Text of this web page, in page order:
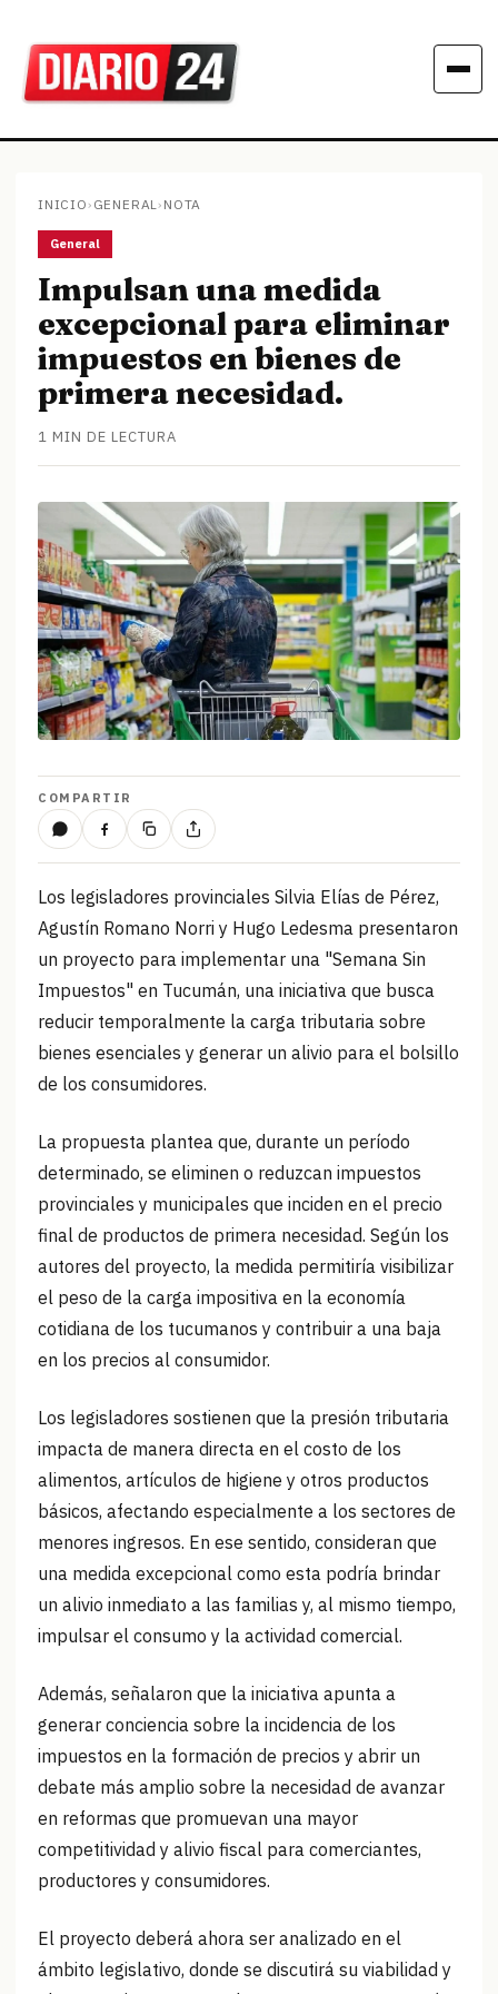
INICIO› GENERAL› NOTA
General
Impulsan una medida
excepcional para eliminar
impuestos en bienes de
primera necesidad.
1 MIN DE LECTURA
COMPARTIR
Los legisladores provinciales Silvia Elías de Pérez,
Agustín Romano Norri y Hugo Ledesma presentaron
un proyecto para implementar una "Semana Sin
Impuestos" en Tucumán, una iniciativa que busca
reducir temporalmente la carga tributaria sobre
bienes esenciales y generar un alivio para el bolsillo
de los consumidores.
La propuesta plantea que, durante un período
determinado, se eliminen o reduzcan impuestos
provinciales y municipales que inciden en el precio
final de productos de primera necesidad. Según los
autores del proyecto, la medida permitiría visibilizar
el peso de la carga impositiva en la economía
cotidiana de los tucumanos y contribuir a una baja
en los precios al consumidor.
Los legisladores sostienen que la presión tributaria
impacta de manera directa en el costo de los
alimentos, artículos de higiene y otros productos
básicos, afectando especialmente a los sectores de
menores ingresos. En ese sentido, consideran que
una medida excepcional como esta podría brindar
un alivio inmediato a las familias y, al mismo tiempo,
impulsar el consumo y la actividad comercial.
Además, señalaron que la iniciativa apunta a
generar conciencia sobre la incidencia de los
impuestos en la formación de precios y abrir un
debate más amplio sobre la necesidad de avanzar
en reformas que promuevan una mayor
competitividad y alivio fiscal para comerciantes,
productores y consumidores.
El proyecto deberá ahora ser analizado en el
ámbito legislativo, donde se discutirá su viabilidad y